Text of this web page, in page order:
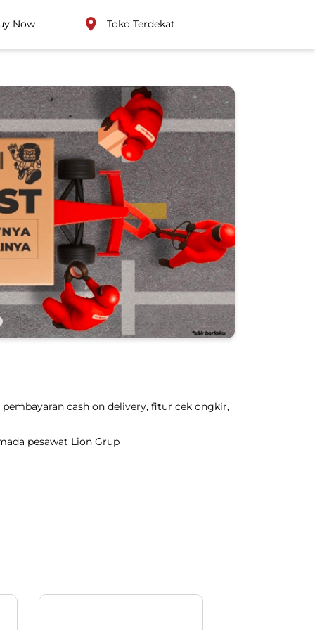
Now Toko Terdekat
cash on delivery, fitur cek ongkir,
pesawat Lion Grup